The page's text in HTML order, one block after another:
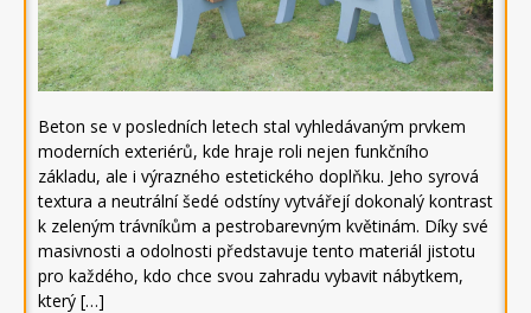
Beton se v posledních letech stal vyhledávaným prvkem
moderních exteriérů, kde hraje roli nejen funkčního
základu, ale i výrazného estetického doplňku. Jeho syrová
textura a neutrální šedé odstíny vytvářejí dokonalý kontrast
k zeleným trávníkům a pestrobarevným květinám. Díky své
masivnosti a odolnosti představuje tento materiál jistotu
pro každého, kdo chce svou zahradu vybavit nábytkem,
který […]